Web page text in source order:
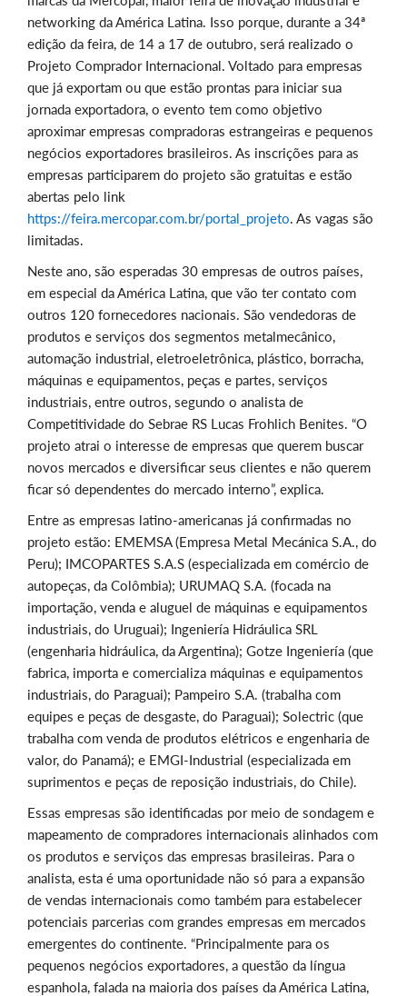
networking da América Latina. Isso porque, durante a 34ª
edição da feira, de 14 a 17 de outubro, será realizado o
Projeto Comprador Internacional. Voltado para empresas
que já exportam ou que estão prontas para iniciar sua
jornada exportadora, o evento tem como objetivo
aproximar empresas compradoras estrangeiras e pequenos
negócios exportadores brasileiros. As inscrições para as
empresas participarem do projeto são gratuitas e estão
abertas pelo link
https://feira.mercopar.com.br/portal_projeto. As vagas são
limitadas.
Neste ano, são esperadas 30 empresas de outros países,
em especial da América Latina, que vão ter contato com
outros 120 fornecedores nacionais. São vendedoras de
produtos e serviços dos segmentos metalmecânico,
automação industrial, eletroeletrônica, plástico, borracha,
máquinas e equipamentos, peças e partes, serviços
industriais, entre outros, segundo o analista de
Competitividade do Sebrae RS Lucas Frohlich Benites. “O
projeto atrai o interesse de empresas que querem buscar
novos mercados e diversificar seus clientes e não querem
ficar só dependentes do mercado interno”, explica.
Entre as empresas latino-americanas já confirmadas no
projeto estão: EMEMSA (Empresa Metal Mecánica S.A., do
Peru); IMCOPARTES S.A.S (especializada em comércio de
autopeças, da Colômbia); URUMAQ S.A. (focada na
importação, venda e aluguel de máquinas e equipamentos
industriais, do Uruguai); Ingeniería Hidráulica SRL
(engenharia hidráulica, da Argentina); Gotze Ingeniería (que
fabrica, importa e comercializa máquinas e equipamentos
industriais, do Paraguai); Pampeiro S.A. (trabalha com
equipes e peças de desgaste, do Paraguai); Solectric (que
trabalha com venda de produtos elétricos e engenharia de
valor, do Panamá); e EMGI-Industrial (especializada em
suprimentos e peças de reposição industriais, do Chile).
Essas empresas são identificadas por meio de sondagem e
mapeamento de compradores internacionais alinhados com
os produtos e serviços das empresas brasileiras. Para o
analista, esta é uma oportunidade não só para a expansão
de vendas internacionais como também para estabelecer
potenciais parcerias com grandes empresas em mercados
emergentes do continente. “Principalmente para os
pequenos negócios exportadores, a questão da língua
espanhola, falada na maioria dos países da América Latina,